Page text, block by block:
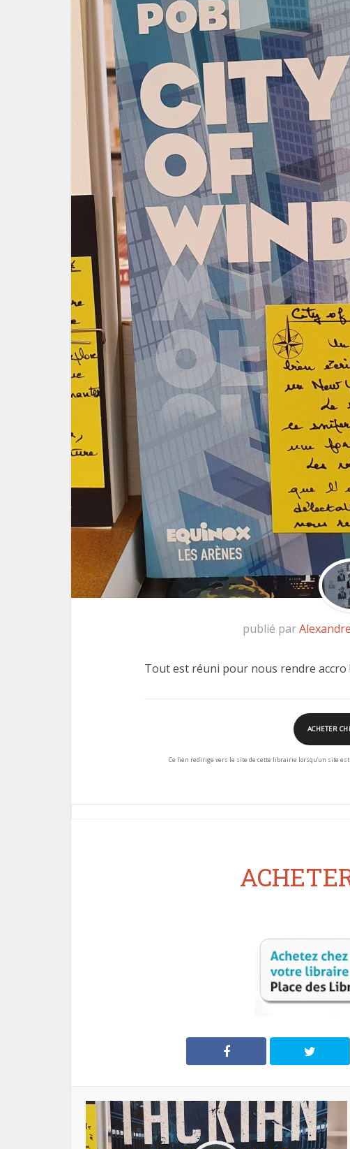
publié par
Tout est réuni pour nous rendre accro !
ACHETER
Ce lien redirige vers le site de cette librairie lorsqu’un site